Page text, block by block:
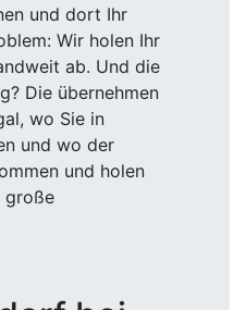
und dort Ihr
Wir holen Ihr
ab. Und die
Die übernehmen
wo Sie in
und wo der
und holen
große